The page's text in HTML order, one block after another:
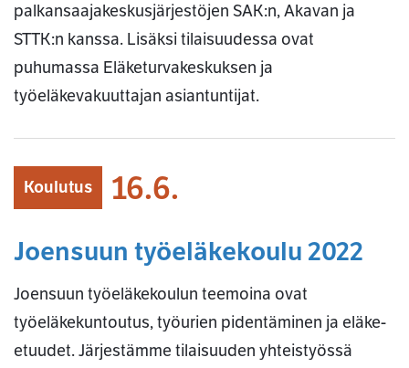
palkansaajakeskusjärjestöjen SAK:n, Akavan ja
STTK:n kanssa. Lisäksi tilaisuudessa ovat
puhumassa Eläketurvakeskuksen ja
työeläkevakuuttajan asiantuntijat.
Koulutus 16.6.
Joensuun työeläkekoulu 2022
Joensuun työeläkekoulun teemoina ovat
työeläkekuntoutus, työurien pidentäminen ja eläke-
etuudet. Järjestämme tilaisuuden yhteistyössä